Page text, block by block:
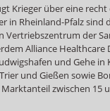
Krieger über eine recht
in Rheinland-Pfalz sind
Vertriebszentrum der
Alliance Healthcare
und Gehe
und Gießen sowie
zwischen 15